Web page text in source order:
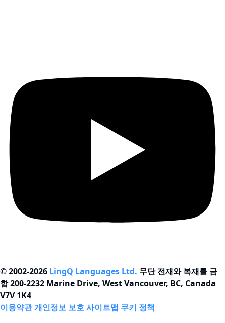
© 2002-2026 LingQ Languages Ltd. 무단 전재와 복재를 금
함 200-2232 Marine Drive, West Vancouver, BC, Canada
V7V 1K4
이용약관개인정보 보호사이트맵 쿠키 정책